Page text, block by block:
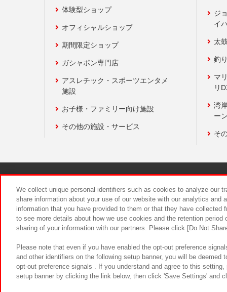
体験型ショップ
オフィシャルショップ
期間限定ショップ
ガシャポン専門店
アスレチック・スポーツエンタメ
施設
お子様・ファミリー向け施設
その他の施設・サービス
ジ
イ
太
釣
マ
リ
湾
ー
そ
食品のご
We collect unique personal identifiers such as cookies to analyze our
share information about your use of our website with our analytics and
information that you have provided to them or that they have
to see more details about how we use cookies and the retention
sharing of your information with our partners. Please click [Do Not
Please note that even if you have enabled the opt-out preference
and other identifiers on the following setup banner, you will be
opt-out preference signals . If you understand and agree to this
setup banner by clicking the link below, then click 'Save Settings' and